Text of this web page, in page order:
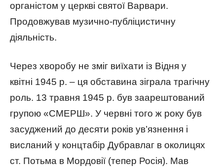
органістом у церкві святої Варвари.
Продовжував музично-публіцистичну
діяльність.
Через хворобу не зміг виїхати із Відня у
квітні 1945 р. – ця обставина зіграла трагічну
роль. 13 травня 1945 р. був заарештований
групою «СМЕРШ». У червні того ж року був
засуджений до десяти років ув’язнення і
висланий у концтабір Дубравлаг в околицях
ст. Потьма в Мордовії (тепер Росія). Мав